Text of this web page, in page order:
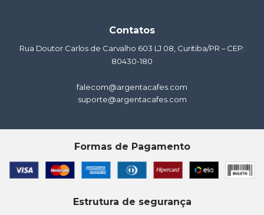
Contatos
Rua Doutor Carlos de Carvalho 603 LJ 08, Curitiba/PR – CEP:
80430-180
falecom@argentacafes.com
suporte@argentacafes.com
Formas de Pagamento
Estrutura de segurança